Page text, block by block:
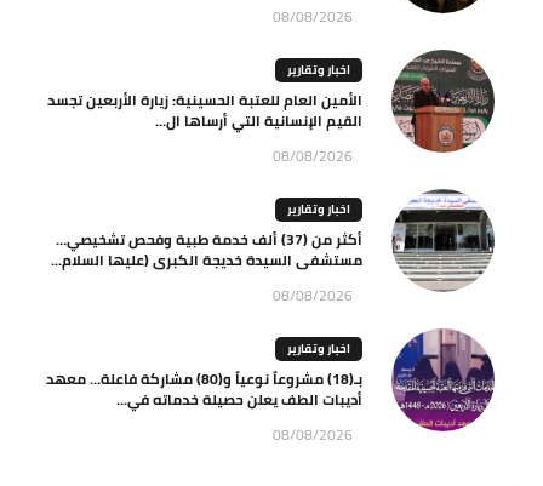
08/08/2026
اخبار وتقارير
الأمين العام للعتبة الحسينية: زيارة الأربعين تجسد
القيم الإنسانية التي أرساها ال...
08/08/2026
اخبار وتقارير
أكثر من (37) ألف خدمة طبية وفحص تشخيصي…
مستشفى السيدة خديجة الكبرى (عليها السلام...
08/08/2026
اخبار وتقارير
بـ(18) مشروعاً نوعياً و(80) مشاركة فاعلة… معهد
أديبات الطف يعلن حصيلة خدماته في...
08/08/2026